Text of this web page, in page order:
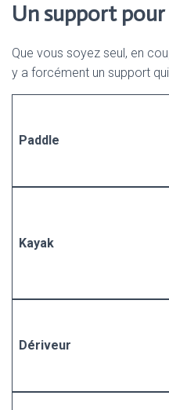
Un support pour
Que vous soyez seul, en
y a forcément un support
Paddle
Kayak
Dériveur